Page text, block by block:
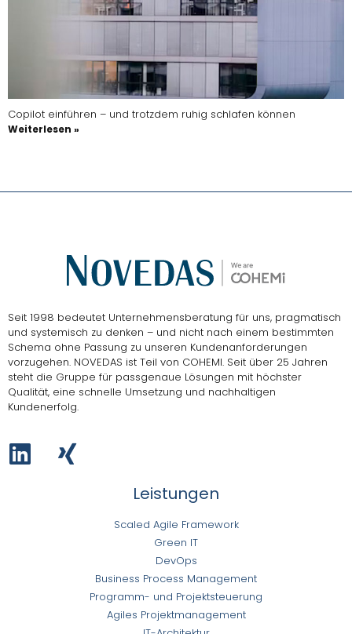
Copilot einführen – und trotzdem ruhig schlafen können
Weiterlesen »
Seit 1998 bedeutet Unternehmensberatung für uns, pragmatisch
und systemisch zu denken – und nicht nach einem bestimmten
Schema ohne Passung zu unseren Kundenanforderungen
vorzugehen. NOVEDAS ist Teil von COHEMI. Seit über 25 Jahren
steht die Gruppe für passgenaue Lösungen mit höchster
Qualität, eine schnelle Umsetzung und nachhaltigen
Kundenerfolg.
Leistungen
Scaled Agile Framework
Green IT
DevOps
Business Process Management
Programm- und Projektsteuerung
Agiles Projektmanagement